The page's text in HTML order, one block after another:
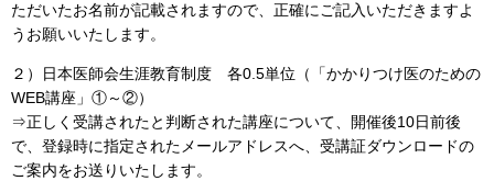
ただいたお名前が記載されますので、正確にご記入いただきますよ
うお願いいたします。
２）日本医師会生涯教育制度 各0.5単位（「かかりつけ医のための
WEB講座」①～②）
⇒正しく受講されたと判断された講座について、開催後10日前後
で、登録時に指定されたメールアドレスへ、受講証ダウンロードの
ご案内をお送りいたします。